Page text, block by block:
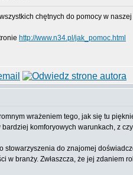
chętnych do pomocy w
http://www.n34.pl/jak_pomoc.html
wrażeniem tego, jak się tu
komforyowych warunkach, z
stowarzyszenia do znajomej
branży. Zwłaszcza, że jej zdaniem